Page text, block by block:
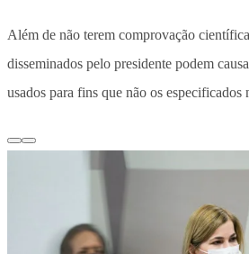
Além de não terem comprovação
disseminados pelo presidente podem
usados para fins que não os especificados